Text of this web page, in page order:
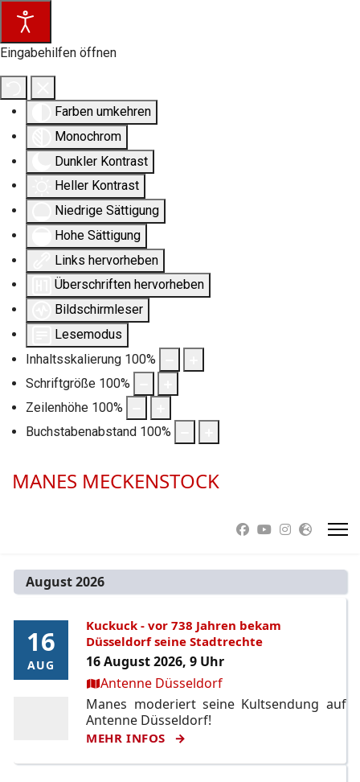
Eingabehilfen öffnen
Farben umkehren
Monochrom
Dunkler Kontrast
Heller Kontrast
Niedrige Sättigung
Hohe Sättigung
Links hervorheben
Überschriften hervorheben
Bildschirmleser
Lesemodus
Inhaltsskalierung 100%
Schriftgröße 100%
Zeilenhöhe 100%
Buchstabenabstand 100%
MANES MECKENSTOCK
August 2026
16
AUG
16
AUG
Kuckuck - vor 738 Jahren bekam
Düsseldorf seine Stadtrechte
16 August 2026, 9 Uhr
Ort:Antenne Düsseldorf
Manes moderiert seine Kultsendung auf
Antenne Düsseldorf!
MEHR INFOS